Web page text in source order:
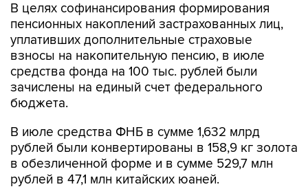
В целях софинансирования формирования
пенсионных накоплений застрахованных лиц,
уплативших дополнительные страховые
взносы на накопительную пенсию, в июле
средства фонда на 100 тыс. рублей были
зачислены на единый счет федерального
бюджета.
В июле средства ФНБ в сумме 1,632 млрд
рублей были конвертированы в 158,9 кг золота
в обезличенной форме и в сумме 529,7 млн
рублей в 47,1 млн китайских юаней.